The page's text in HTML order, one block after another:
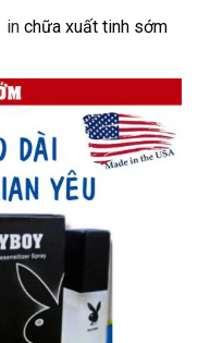
in chữa xuất tinh sớm